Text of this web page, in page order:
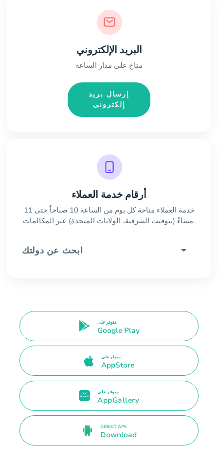
البريد الإلكتروني
متاح على مدار الساعة
إرسال بريد
إلكتروني
أرقام خدمة العملاء
خدمة العملاء متاحة كل يوم من الساعة 10 صباحاً حتى 11
مساءً (بتوقيت الشرقية، الولايات المتحدة) عبر المكالمات.
ابحث عن دولتك
متوفر على
Google Play
متوفر على
AppStore
متوفر على
AppGallery
DIRECT APK
Download